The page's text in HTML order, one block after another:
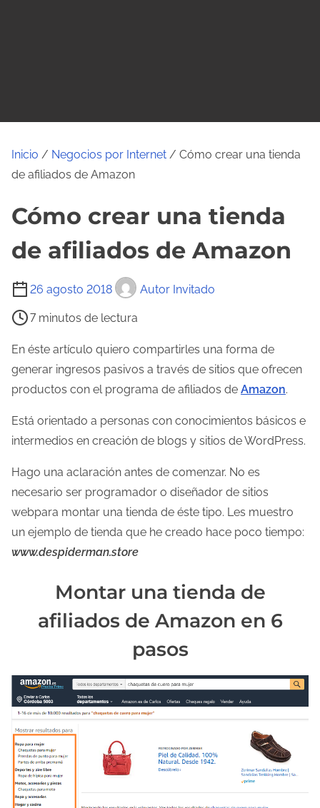
Inicio / Negocios por Internet / Cómo crear una tienda
de afiliados de Amazon
Cómo crear una tienda
de afiliados de Amazon
26 agosto 2018 Autor Invitado
T
e
m
p
o
e
l
e
t
a
d
a
7 minutos de lectura
En éste artículo quiero compartirles una forma de
generar ingresos pasivos a través de sitios que ofrecen
productos con el programa de afiliados de Amazon.
Está orientado a personas con conocimientos básicos e
intermedios en creación de blogs y sitios de WordPress.
Hago una aclaración antes de comenzar. No es
necesario ser programador o diseñador de sitios
webpara montar una tienda de éste tipo. Les muestro
un ejemplo de tienda que he creado hace poco tiempo:
www.despiderman.store
Montar una tienda de
afiliados de Amazon en 6
pasos